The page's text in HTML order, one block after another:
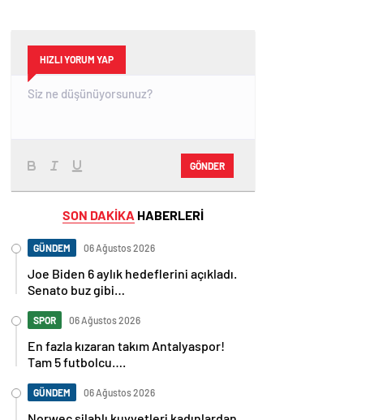
HIZLI YORUM YAP
GÖNDER
SON DAKİKA HABERLERİ
GÜNDEM 06 Ağustos 2026
Joe Biden 6 aylık hedeflerini açıkladı.
Senato buz gibi…
SPOR 06 Ağustos 2026
En fazla kızaran takım Antalyaspor!
Tam 5 futbolcu….
GÜNDEM 06 Ağustos 2026